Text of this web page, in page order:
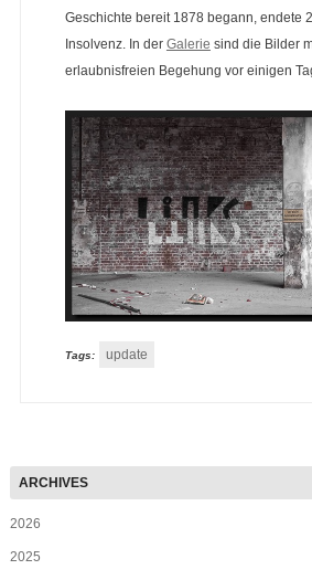
Geschichte bereit 1878 begann, endete
Insolvenz. In der Galerie sind die Bilder
erlaubnisfreien Begehung vor einigen
Tags: update
2026
2025